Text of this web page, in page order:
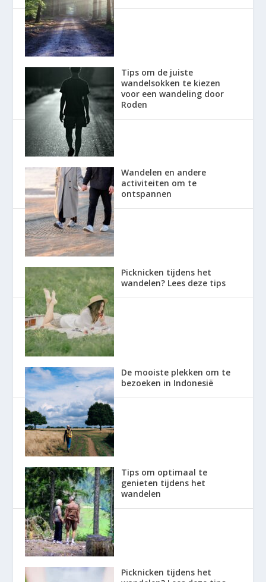
Tips om de juiste
wandelsokken te kiezen
voor een wandeling door
Roden
Wandelen en andere
activiteiten om te
ontspannen
Picknicken tijdens het
wandelen? Lees deze tips
De mooiste plekken om te
bezoeken in Indonesië
Tips om optimaal te
genieten tijdens het
wandelen
Picknicken tijdens het